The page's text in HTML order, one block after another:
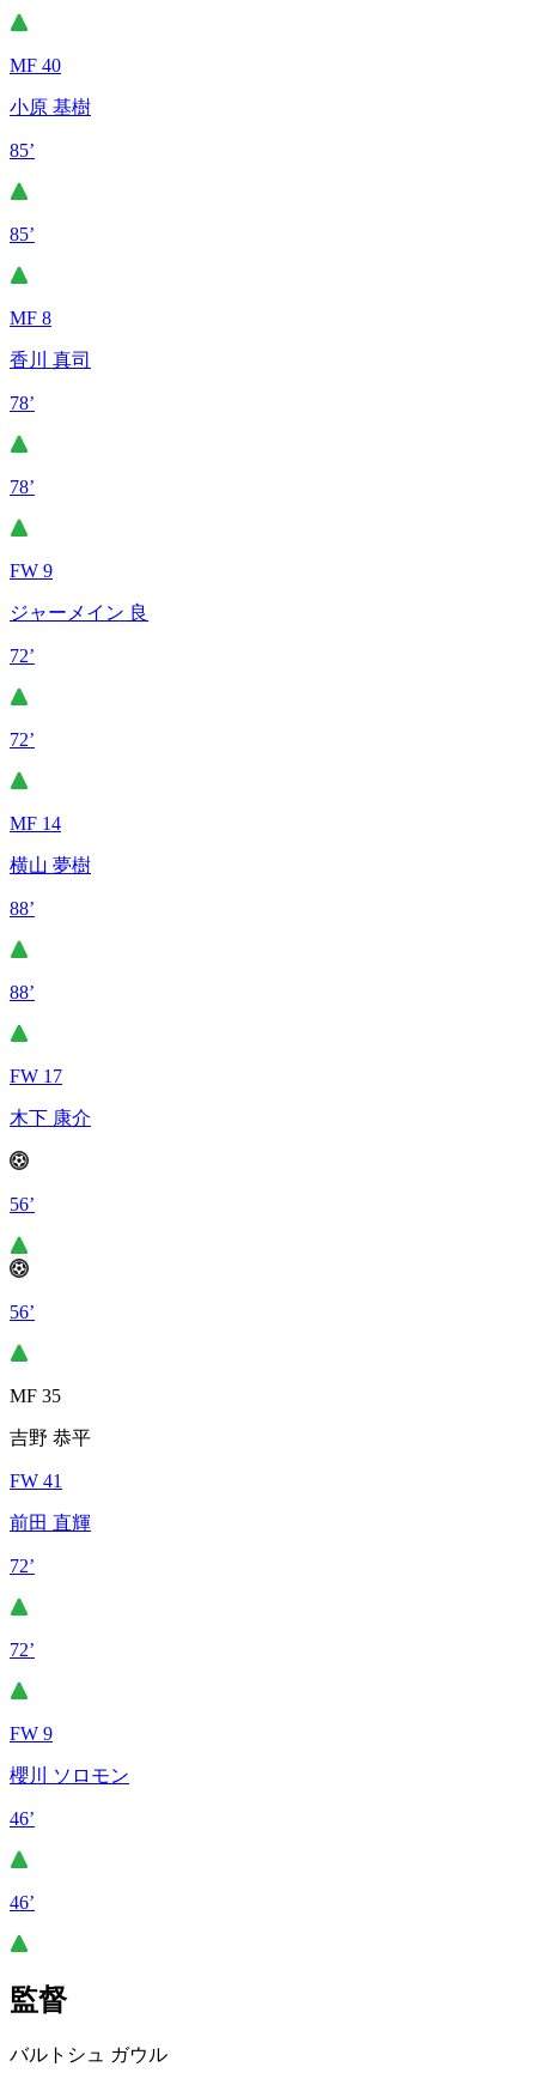
MF 40
小原 基樹
85’
85’
MF 8
香川 真司
78’
78’
FW 9
ジャーメイン 良
72’
72’
MF 14
横山 夢樹
88’
88’
FW 17
木下 康介
56’
56’
MF 35
吉野 恭平
FW 41
前田 直輝
72’
72’
FW 9
櫻川 ソロモン
46’
46’
監督
バルトシュ ガウル